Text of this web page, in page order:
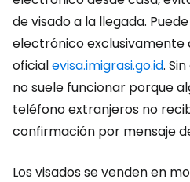
de visado a la llegada.
electrónico exclusivamente
oficialevisa.imigrasi.go.id.
no suele funcionar porque
teléfono extranjeros no
confirmación por mensaje
Los visados se venden en